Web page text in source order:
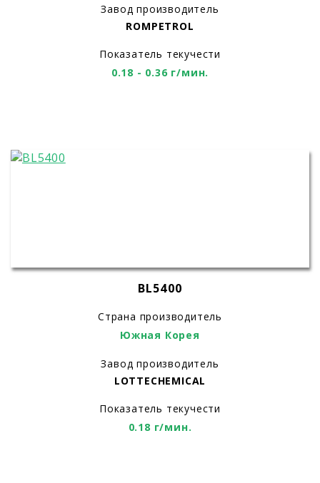
Завод производитель
ROMPETROL
Показатель текучести
0.18 - 0.36 г/мин.
BL5400
Страна производитель
Южная Корея
Завод производитель
LOTTECHEMICAL
Показатель текучести
0.18 г/мин.